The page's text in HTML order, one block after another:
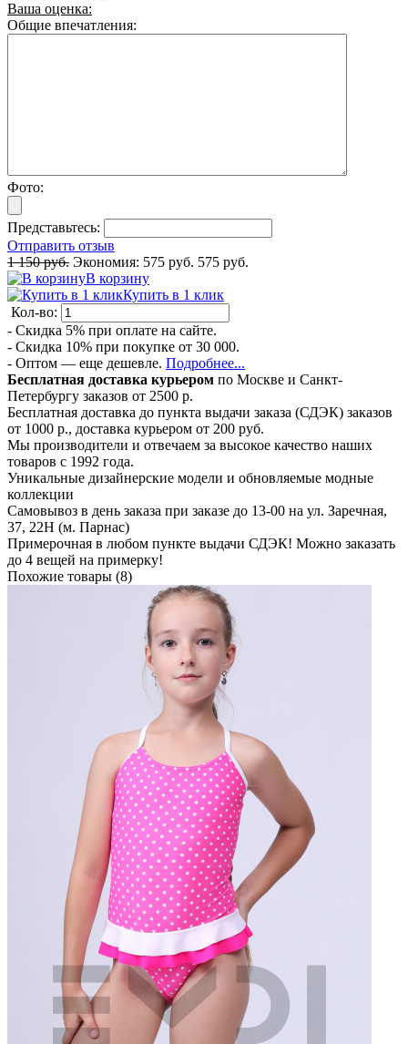
Ваша оценка:
Общие впечатления:
Фото:
Представьтесь:
Отправить отзыв
1 150 руб. Экономия: 575 руб. 575 руб.
В корзину
Купить в 1 клик
Кол-во:
- Скидка 5% при оплате на сайте.
- Скидка 10% при покупке от 30 000.
- Оптом — еще дешевле. Подробнее...
Бесплатная доставка курьером по Москве и Санкт-
Петербургу заказов от 2500 р.
Бесплатная доставка до пункта выдачи заказа (СДЭК) заказов
от 1000 р., доставка курьером от 200 руб.
Мы производители и отвечаем за высокое качество наших
товаров с 1992 года.
Уникальные дизайнерские модели и обновляемые модные
коллекции
Самовывоз в день заказа при заказе до 13-00 на ул. Заречная,
37, 22Н (м. Парнас)
Примерочная в любом пункте выдачи СДЭК! Можно заказать
до 4 вещей на примерку!
Похожие товары (8)